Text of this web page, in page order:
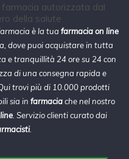
è la tua farmacia on line
dove puoi acquistare in tutta
e tranquillità 24 ore su 24 con
di una consegna rapida e
trovi più di 10.000 prodotti
sia in farmaciache nel nostro
. Servizio clienti curato dai